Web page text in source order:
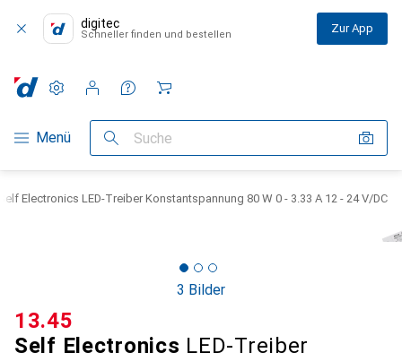
digitec
Schneller finden und bestellen Zur App
Navigation nach Kategorien
Menü Suche
Einstellungen
Kundenkonto
Vergleichslisten
Merklisten
Warenkorb
Electronics LED-Treiber Konstantspannung 80 W 0 - 3.33 A 12 - 24 V/DC
3 Bilder
Self Electronics LED-Treiber
CHF
13.45